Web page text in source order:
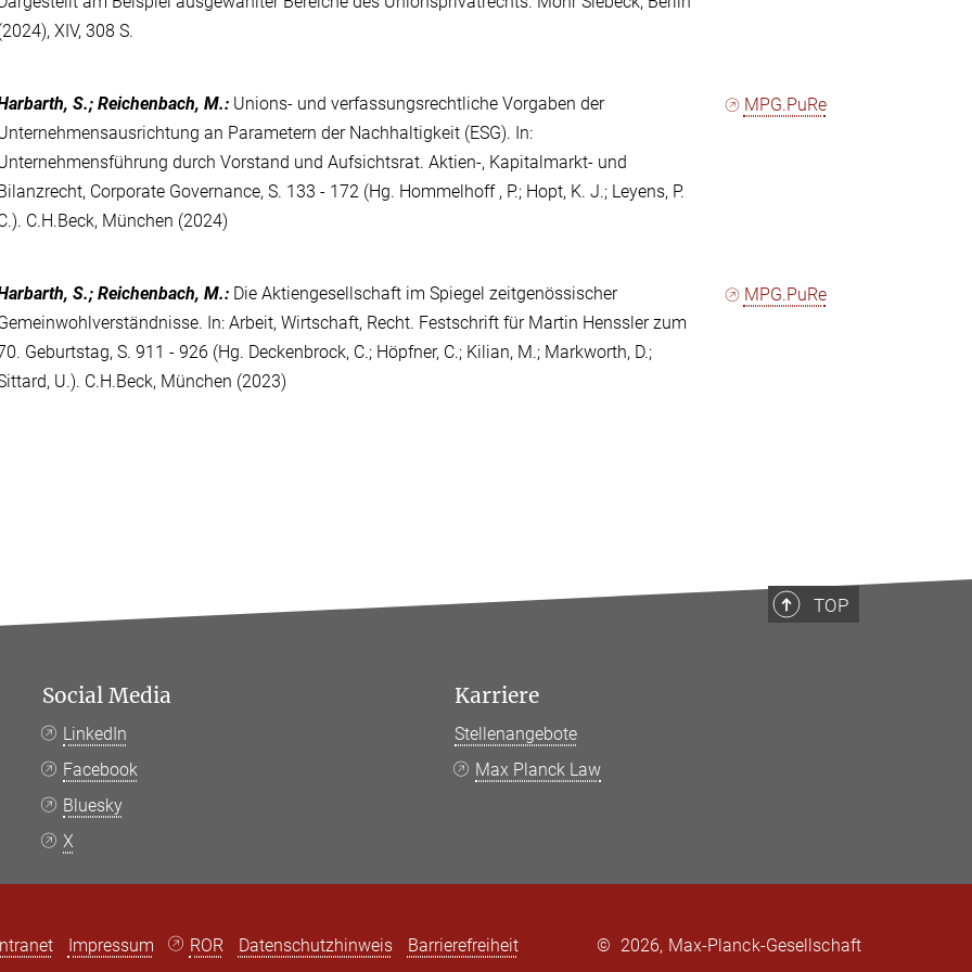
XIV, 308 S.
S.; Reichenbach, M.: Unions- und verfassungsrechtliche Vorgaben der
an Parametern der Nachhaltigkeit (ESG). In:
durch Vorstand und Aufsichtsrat. Aktien-, Kapitalmarkt- und
Bilanzrecht, Corporate Governance, S. 133 - 172 (Hg. Hommelhoff , P.; Hopt, K. J.; Leyens, P.
C.H.Beck, München (2024)
MPG.PuRe
S.; Reichenbach, M.: Die Aktiengesellschaft im Spiegel zeitgenössischer
In: Arbeit, Wirtschaft, Recht. Festschrift für Martin Henssler zum
Geburtstag, S. 911 - 926 (Hg. Deckenbrock, C.; Höpfner, C.; Kilian, M.; Markworth, D.;
U.). C.H.Beck, München (2023)
MPG.PuRe
TOP
Social Media
LinkedIn
Facebook
Bluesky
X
Karriere
Stellenangebote
Max Planck Law
Impressum ROR Datenschutzhinweis Barrierefreiheit © 2026, Max-Planck-Gesellschaft